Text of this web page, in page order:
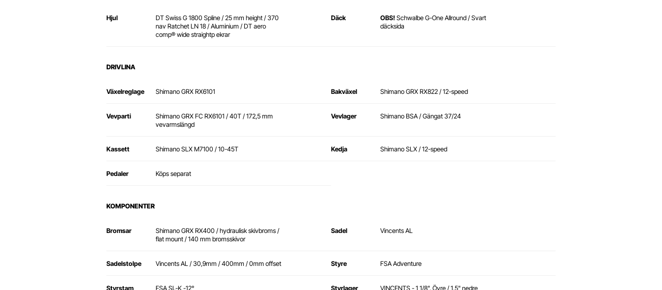
Hjul
DT Swiss G 1800 Spline / 25 mm height / 370
nav Ratchet LN 18 / Aluminium / DT aero
comp® wide straightp ekrar
Däck OBS! Schwalbe G-One Allround / Svart
däcksida
DRIVLINA
Växelreglage Shimano GRX RX6101 Bakväxel Shimano GRX RX822 / 12-speed
Vevparti
Shimano GRX FC RX6101 / 40T / 172,5 mm
vevarmslängd
Vevlager Shimano BSA / Gängat 37/24
Kassett Shimano SLX M7100 / 10-45T Kedja Shimano SLX / 12-speed
Pedaler Köps separat
KOMPONENTER
Bromsar
Shimano GRX RX400 / hydraulisk skivbroms /
flat mount / 140 mm bromsskivor
Sadel Vincents AL
Sadelstolpe Vincents AL / 30,9mm / 400mm / 0mm offset Styre FSA Adventure
Styrstam FSA SL-K -12° Styrlager VINCENTS - 1 1/8", Övre / 1,5" nedre